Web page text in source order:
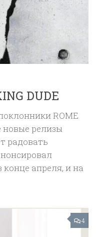
DUDE
ROME
новые релизы
радовать
конце апреля, и на
4